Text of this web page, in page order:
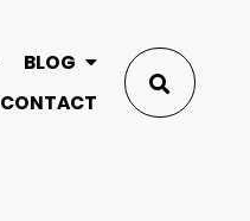
BLOG
CONTACT